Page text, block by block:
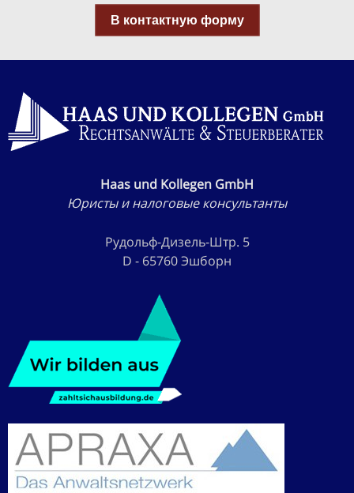
В контактную форму
Haas und Kollegen GmbH
Юристы и налоговые консультанты
Рудольф-Дизель-Штр. 5
D - 65760 Эшборн